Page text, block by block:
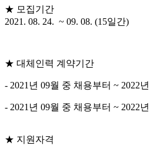
★ 모집기간
2021. 08. 24. ~ 09. 08. (15일간)
★ 대체인력 계약기간
- 2021년 09월 중 채용부터 ~ 2022
- 2021년 09월 중 채용부터 ~ 2022
★ 지원자격